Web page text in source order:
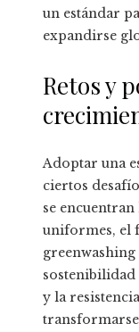
un estándar
expandirse
Retos y
Adoptar una
ciertos
se
uniformes, el
sostenibilidad
y la